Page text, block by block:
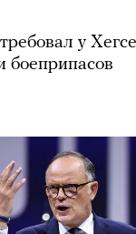
у
боеприпасов